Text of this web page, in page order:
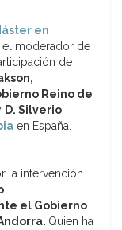
en
el moderador de
de
Reino de
D. Silverio
en España.
la intervención
el Gobierno
Quien ha